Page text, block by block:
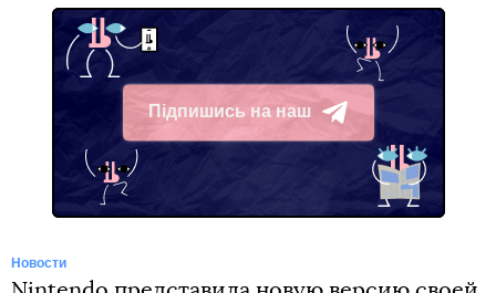
Підпишись на наш
Telegram
Новости